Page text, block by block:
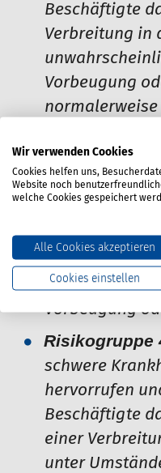
Beschäftigte
Verbreitung in
Vorbeugung
schwere
hervorrufen
Gefahr einer
Bevölkerung
normalerweise
Vorbeugung
Risikogruppe
schwere
hervorrufen
Beschäftigte
einer
unter
Wir verwenden Cookies
Cookies helfen uns,
Website noch
welche Cookies gespeichert
Alle Cookies akzeptieren
Cookies einstellen